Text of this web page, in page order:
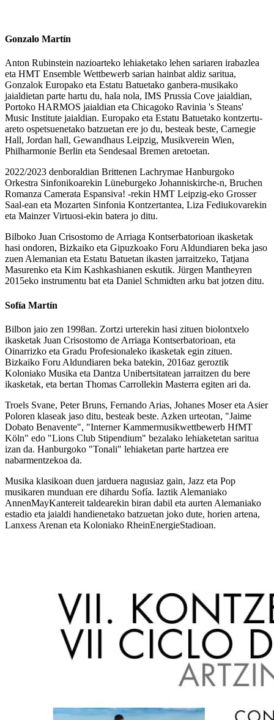
Gonzalo Martín
​Anton Rubinstein nazioarteko lehiaketako lehen sariaren irabazlea
eta HMT Ensemble Wettbewerb sarian hainbat aldiz saritua,
Gonzalok Europako eta Estatu Batuetako ganbera-musikako
jaialdietan parte hartu du, hala nola, IMS Prussia Cove jaialdian,
Portoko HARMOS jaialdian eta Chicagoko Ravinia 's Steans'
Music Institute jaialdian. Europako eta Estatu Batuetako kontzertu-
areto ospetsuenetako batzuetan ere jo du, besteak beste, Carnegie
Hall, Jordan hall, Gewandhaus Leipzig, Musikverein Wien,
Philharmonie Berlin eta Sendesaal Bremen aretoetan.
2022/2023 denboraldian Brittenen Lachrymae Hanburgoko
Orkestra Sinfonikoarekin Lüneburgeko Johanniskirche-n, Bruchen
Romanza Camerata Espansiva! -rekin HMT Leipzig-eko Grosser
Saal-ean eta Mozarten Sinfonia Kontzertantea, Liza Fediukovarekin
eta Mainzer Virtuosi-ekin batera jo ditu.
Bilboko Juan Crisostomo de Arriaga Kontserbatorioan ikasketak
hasi ondoren, Bizkaiko eta Gipuzkoako Foru Aldundiaren beka jaso
zuen Alemanian eta Estatu Batuetan ikasten jarraitzeko, Tatjana
Masurenko eta Kim Kashkashianen eskutik. Jürgen Mantheyren
2015eko instrumentu bat eta Daniel Schmidten arku bat jotzen ditu.​
Sofía Martín
​Bilbon jaio zen 1998an. Zortzi urterekin hasi zituen biolontxelo
ikasketak Juan Crisostomo de Arriaga Kontserbatorioan, eta
Oinarrizko eta Gradu Profesionaleko ikasketak egin zituen.
Bizkaiko Foru Aldundiaren beka batekin, 2016az geroztik
Koloniako Musika eta Dantza Unibertsitatean jarraitzen du bere
ikasketak, eta bertan Thomas Carrollekin Masterra egiten ari da.
​Troels Svane, Peter Bruns, Fernando Arias, Johanes Moser eta Asier
Poloren klaseak jaso ditu, besteak beste. Azken urteotan, "Jaime
Dobato Benavente", "Interner Kammermusikwettbewerb HfMT
Köln" edo "Lions Club Stipendium" bezalako lehiaketetan saritua
izan da. Hanburgoko "Tonali" lehiaketan parte hartzea ere
nabarmentzekoa da.
Musika klasikoan duen jarduera nagusiaz gain, Jazz eta Pop
musikaren munduan ere dihardu Sofía. Iaztik Alemaniako
AnnenMayKantereit taldearekin biran dabil eta aurten Alemaniako
estadio eta jaialdi handienetako batzuetan joko dute, horien artena,
Lanxess Arenan eta Koloniako RheinEnergieStadioan.